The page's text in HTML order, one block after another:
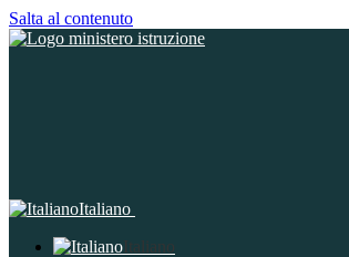
Salta al contenuto
Italiano
Italiano